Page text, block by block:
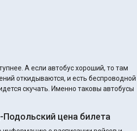
то там
откидываются, и есть беспроводной
скучать. Именно таковы автобусы
цена билета